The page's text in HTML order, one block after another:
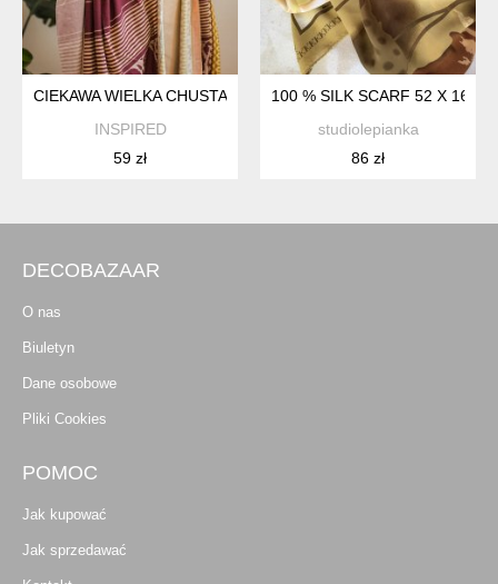
CIEKAWA WIELKA CHUSTA
INSPIRED
59 zł
100 % SILK SCARF 52 X 162
studiolepianka
86 zł
DECOBAZAAR
O nas
Biuletyn
Dane osobowe
Pliki Cookies
POMOC
Jak kupować
Jak sprzedawać